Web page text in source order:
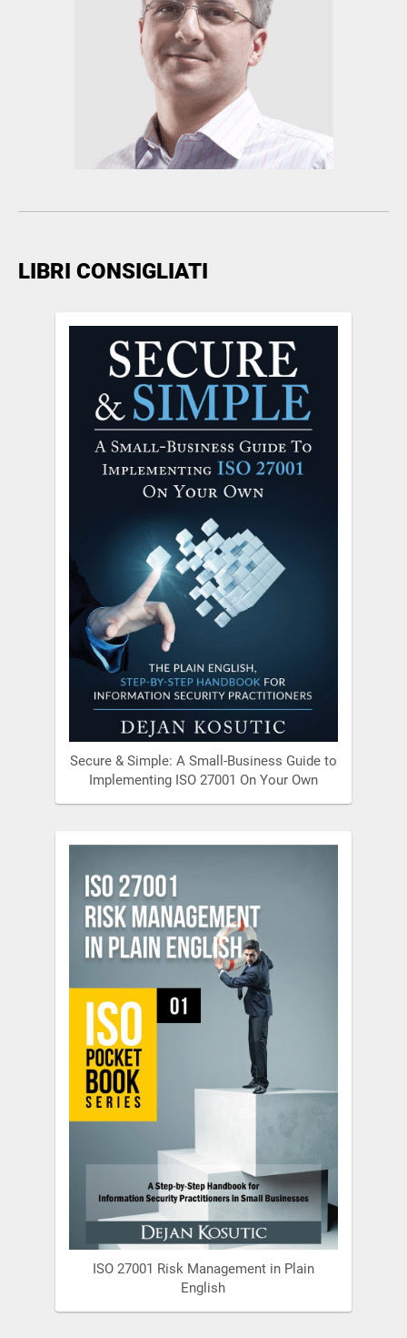
LIBRI CONSIGLIATI
Secure & Simple: A Small-Business Guide to
Implementing ISO 27001 On Your Own
ISO 27001 Risk Management in Plain
English